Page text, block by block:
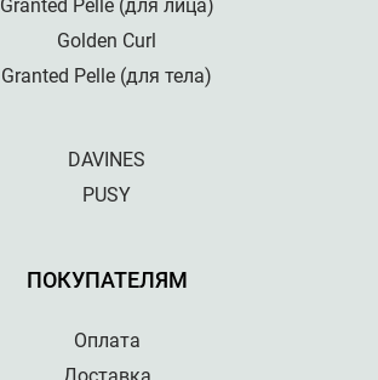
Granted Pelle (для лица)
Golden Curl
Granted Pelle (для тела)
DAVINES
PUSY
ПОКУПАТЕЛЯМ
Оплата